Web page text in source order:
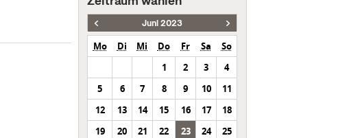
Juni 2023
Mo Di Mi Do Fr Sa
So
1
2 3
4
5
6 7 8 9 10
11
12
13 14 15 16 17
18
19
20 21 22 23 24
25